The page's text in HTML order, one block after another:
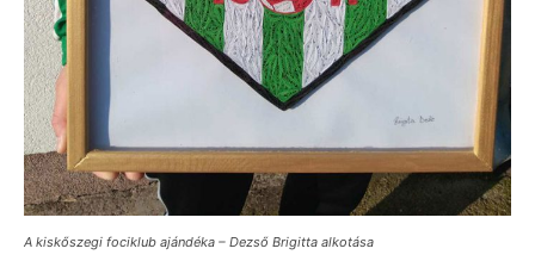
A kiskőszegi fociklub ajándéka – Dezső Brigitta alkotása